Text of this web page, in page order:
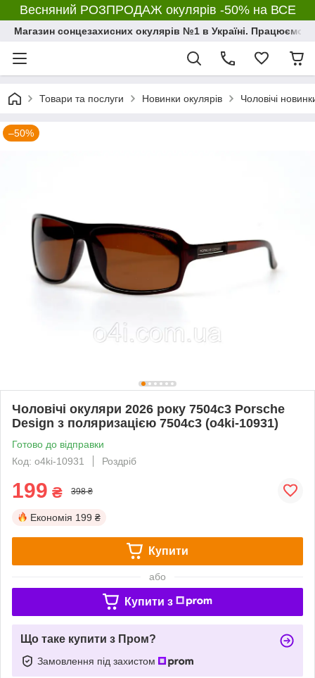
Весняний РОЗПРОДАЖ окулярів -50% на ВСЕ
Магазин сонцезахисних окулярів №1 в Україні. Працюємо з
Товари та послуги Новинки окулярів Чоловічі
–50%
Чоловічі окуляри 2026 року 7504c3 Porsche
Design з поляризацією 7504c3 (o4ki-10931)
Готово до відправки
Код: o4ki-10931
Роздріб
199 ₴ 398 ₴
Економія 199 ₴
Купити
або
Купити з
Що таке купити з Пром?
Замовлення під захистом